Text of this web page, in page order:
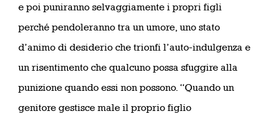
e poi puniranno selvaggiamente i propri figli
perché pendoleranno tra un umore, uno stato
d’animo di desiderio che trionfi l’auto-indulgenza e
un risentimento che qualcuno possa sfuggire alla
punizione quando essi non possono. “Quando un
genitore gestisce male il proprio figlio